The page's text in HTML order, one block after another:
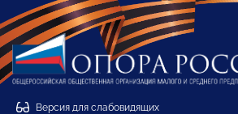
Версия для слабовидящих